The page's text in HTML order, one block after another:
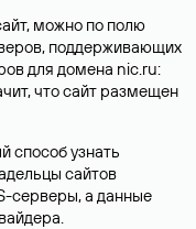
можно по полю
поддерживающих
для домена nic.ru:
что сайт размещен
способ узнать
сайтов
серверы, а данные